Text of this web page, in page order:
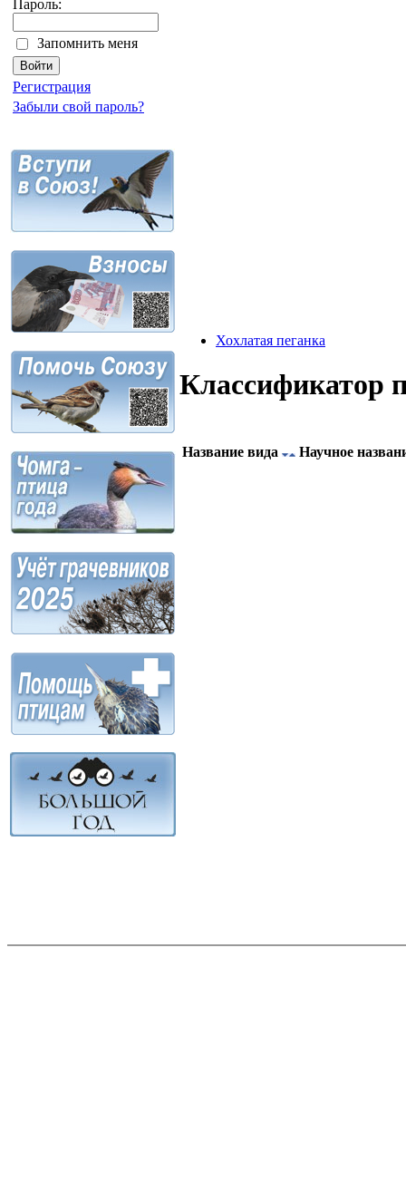
Пароль:
Запомнить меня
Регистрация
Забыли свой пароль?
Хохлатая пеганка
Классификатор
Название вида Научное